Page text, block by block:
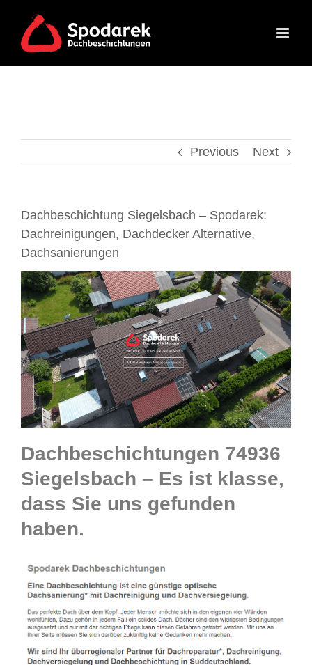
content
Previous Next
Dachbeschichtung Siegelsbach – Spodarek:
Dachreinigungen, Dachdecker Alternative,
Dachsanierungen
Dachbeschichtungen 74936
Siegelsbach – Es ist klasse,
dass Sie uns gefunden
haben.